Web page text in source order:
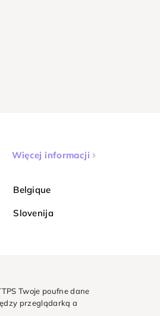
Więcej informacji
Belgique
Slovenija
Twoje poufne dane
przeglądarką a